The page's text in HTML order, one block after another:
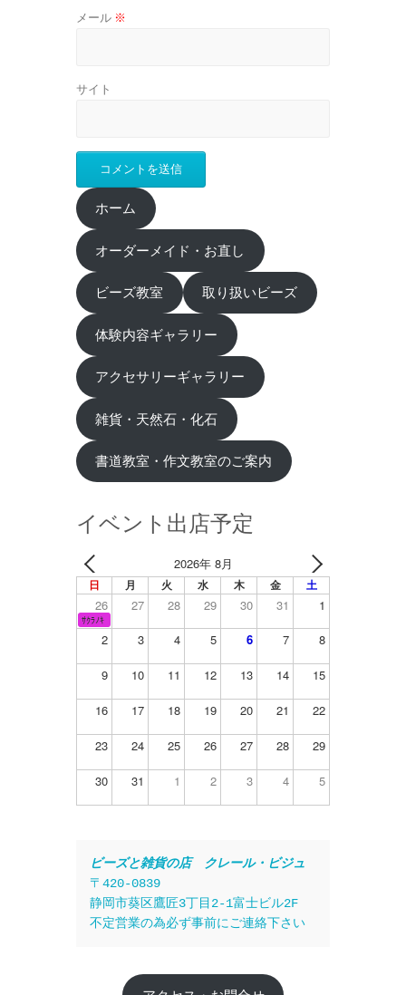
メール ※
サイト
ホーム
オーダーメイド・お直し
ビーズ教室 取り扱いビーズ
体験内容ギャラリー
アクセサリーギャラリー
雑貨・天然石・化石
書道教室・作文教室のご案内
イベント出店予定
2026年 8月
日 月 火 水 木 金 土
26 27 28 29 30 31 1
ｻｸﾗﾉｷ
2 3 4 5 6 7 8
9 10 11 12 13 14 15
16 17 18 19 20 21 22
23 24 25 26 27 28 29
30 31 1 2 3 4 5
ビーズと雑貨の店　クレール・ビジュ
〒420-0839
静岡市葵区鷹匠3丁目2-1富士ビル2F
不定営業の為必ず事前にご連絡下さい